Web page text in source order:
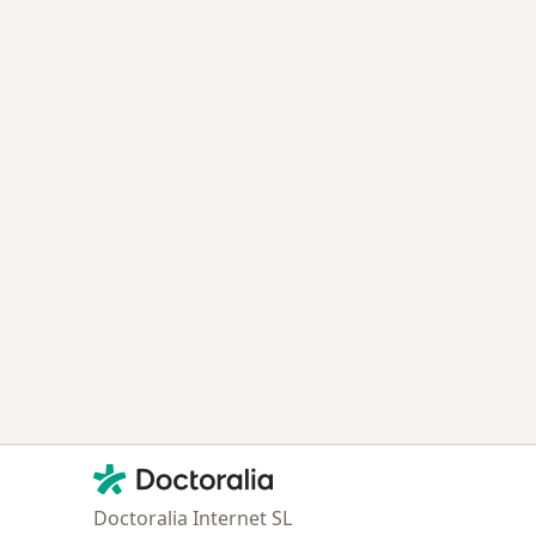
Contacto
Doctoralia - Página de inicio
Doctoralia Internet SL